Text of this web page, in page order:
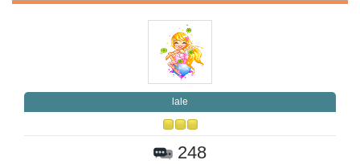
lale
248